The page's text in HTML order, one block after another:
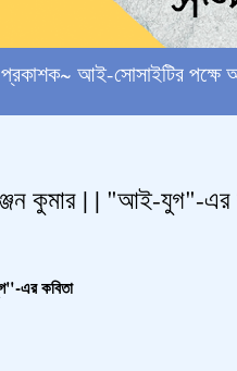
প্রকাশক~ আই-সোসাইটির
কুমার | | "আই-যুগ"-এর